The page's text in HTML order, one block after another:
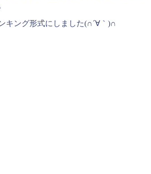
キング形式にしました(∩´∀｀)∩